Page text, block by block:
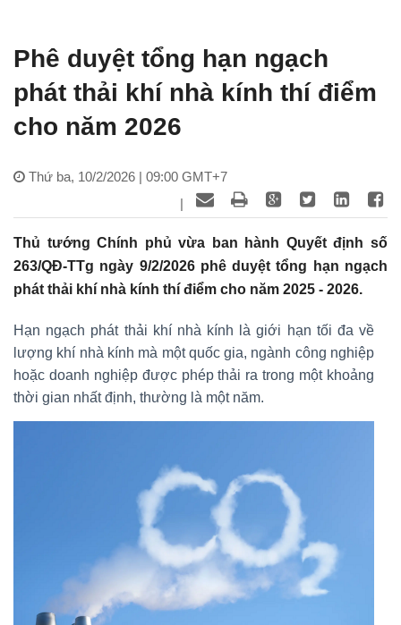
Phê duyệt tổng hạn ngạch
phát thải khí nhà kính thí điểm
cho năm 2026
Thứ ba, 10/2/2026 | 09:00 GMT+7
|
Thủ tướng Chính phủ vừa ban hành Quyết định số
263/QĐ-TTg ngày 9/2/2026 phê duyệt tổng hạn ngạch
phát thải khí nhà kính thí điểm cho năm 2025 - 2026.
Hạn ngạch phát thải khí nhà kính là giới hạn tối đa về
lượng khí nhà kính mà một quốc gia, ngành công nghiệp
hoặc doanh nghiệp được phép thải ra trong một khoảng
thời gian nhất định, thường là một năm.